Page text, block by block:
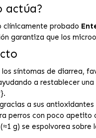
actúa?
clínicamente probado
garantiza que los
síntomas de diarrea,
a restablecer
a sus
perros con poco apetito
g) se espolvorea